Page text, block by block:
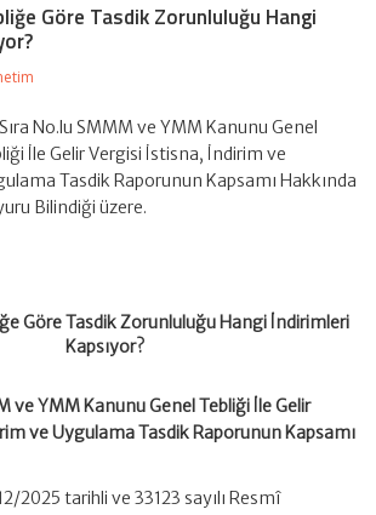
Göre Tasdik Zorunluluğu Hangi
No.lu SMMM ve YMM Kanunu Genel
İle Gelir Vergisi İstisna, İndirim ve
Tasdik Raporunun Kapsamı Hakkında
Bilindiği üzere.
Göre Tasdik Zorunluluğu Hangi İndirimleri
Kapsıyor?
ve YMM Kanunu Genel Tebliği İle Gelir
ve Uygulama Tasdik Raporunun Kapsamı
2025 tarihli ve 33123 sayılı Resmî